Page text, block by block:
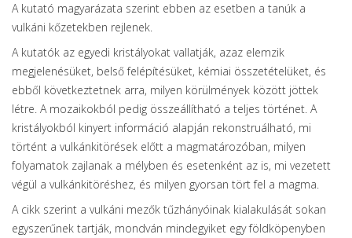
A kutató magyarázata szerint ebben az esetben a tanúk a
vulkáni kőzetekben rejlenek.
A kutatók az egyedi kristályokat vallatják, azaz elemzik
megjelenésüket, belső felépítésüket, kémiai összetételüket, és
ebből következtetnek arra, milyen körülmények között jöttek
létre. A mozaikokból pedig összeállítható a teljes történet. A
kristályokból kinyert információ alapján rekonstruálható, mi
történt a vulkánkitörések előtt a magmatározóban, milyen
folyamatok zajlanak a mélyben és esetenként az is, mi vezetett
végül a vulkánkitöréshez, és milyen gyorsan tört fel a magma.
A cikk szerint a vulkáni mezők tűzhányóinak kialakulását sokan
egyszerűnek tartják, mondván mindegyiket egy földköpenyben